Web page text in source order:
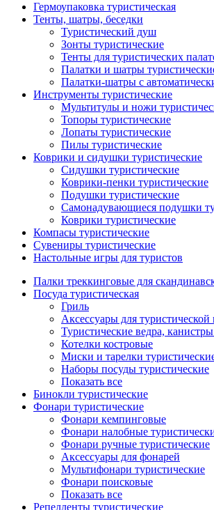
Гермоупаковка туристическая
Тенты, шатры, беседки
Туристический душ
Зонты туристические
Тенты для туристических
Палатки и шатры
Палатки-шатры с
Инструменты туристические
Мультитулы и ножи
Топоры туристические
Лопаты туристические
Пилы туристические
Коврики и сидушки туристические
Сидушки туристические
Коврики-пенки туристические
Подушки туристические
Самонадувающиеся подушки
Коврики туристические
Компасы туристические
Сувениры туристические
Настольные игры для туристов
Палки треккинговые для
Посуда туристическая
Гриль
Аксессуары для туристической
Туристические ведра,
Котелки костровые
Миски и тарелки
Наборы посуды туристические
Показать все
Бинокли туристические
Фонари туристические
Фонари кемпинговые
Фонари налобные
Фонари ручные туристические
Аксессуары для фонарей
Мультифонари туристические
Фонари поисковые
Показать все
Репелленты туристические